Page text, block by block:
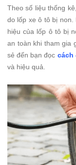
Theo số liệu thống
do lốp xe ô tô bị non.
hiệu của lốp ô tô bị
an toàn khi tham gia
sẻ đến bạn đọc cách
và hiệu quả.